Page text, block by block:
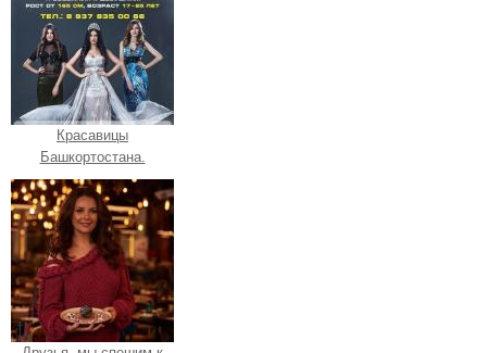
Красавицы
Башкортостана.